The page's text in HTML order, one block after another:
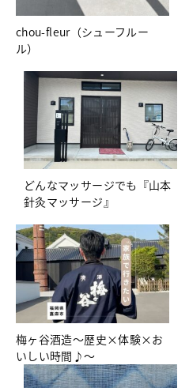
chou-fleur（シューフルー
ル）
どんなマッサージでも『山本
針灸マッサージ』
梅ヶ谷酒造～歴史×体験×お
いしい時間♪～